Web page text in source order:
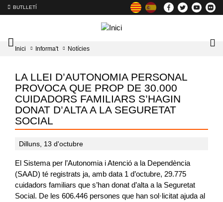
BUTLLETÍ
Mobile
menu
Inici Informa't Notícies
LA LLEI D’AUTONOMIA PERSONAL
PROVOCA QUE PROP DE 30.000
CUIDADORS FAMILIARS S’HAGIN
DONAT D’ALTA A LA SEGURETAT
SOCIAL
Dilluns, 13 d'octubre
El Sistema per l’Autonomia i Atenció a la Dependència
(SAAD) té registrats ja, amb data 1 d’octubre, 29.775
cuidadors familiars que s’han donat d’alta a la Seguretat
Social. De les 606.446 persones que han sol·licitat ajuda al